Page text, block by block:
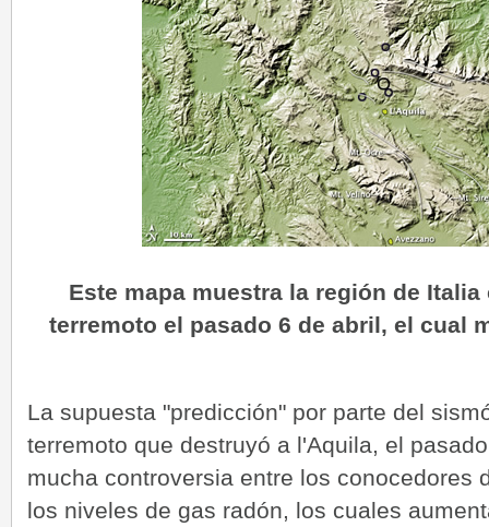
Este mapa muestra la región de
terremoto el pasado 6 de abril, el cual
La supuesta "predicción" por parte del
terremoto que destruyó a l'Aquila, el
mucha controversia entre los conocedores
los niveles de gas radón, los cuales